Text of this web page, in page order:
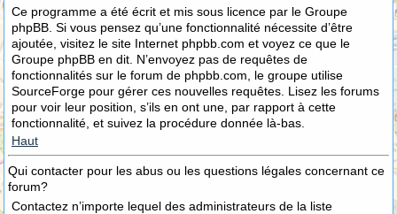
Ce programme a été écrit et mis sous licence par le Groupe
phpBB. Si vous pensez qu’une fonctionnalité nécessite d’être
ajoutée, visitez le site Internet phpbb.com et voyez ce que le
Groupe phpBB en dit. N’envoyez pas de requêtes de
fonctionnalités sur le forum de phpbb.com, le groupe utilise
SourceForge pour gérer ces nouvelles requêtes. Lisez les forums
pour voir leur position, s’ils en ont une, par rapport à cette
fonctionnalité, et suivez la procédure donnée là-bas.
Haut
Qui contacter pour les abus ou les questions légales concernant ce
forum?
Contactez n’importe lequel des administrateurs de la liste